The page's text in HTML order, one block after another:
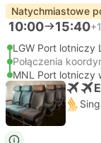
Natychmiastowe
10:00 15:40+1
LGW Port lotniczy
Połączenia
MNL Port lotniczy